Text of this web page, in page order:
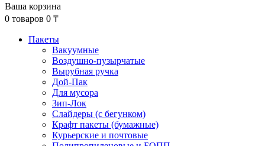
Ваша корзина
0 товаров 0 ₸
Пакеты
Вакуумные
Воздушно-пузырчатые
Вырубная ручка
Дой-Пак
Для мусора
Зип-Лок
Слайдеры (с бегунком)
Крафт пакеты (бумажные)
Курьерские и почтовые